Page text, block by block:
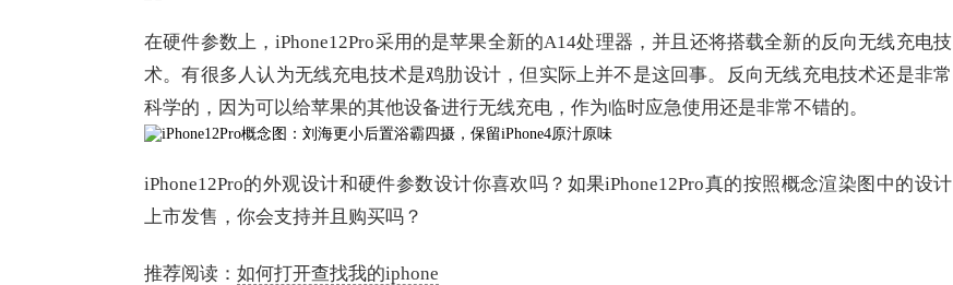
在硬件参数上，iPhone12Pro采用的是苹果全新的A14处理器，并且还将搭载全新的反向无线充电技
术。有很多人认为无线充电技术是鸡肋设计，但实际上并不是这回事。反向无线充电技术还是非常
科学的，因为可以给苹果的其他设备进行无线充电，作为临时应急使用还是非常不错的。
iPhone12Pro的外观设计和硬件参数设计你喜欢吗？如果iPhone12Pro真的按照概念渲染图中的设计
上市发售，你会支持并且购买吗？
推荐阅读： 如何打开查找我的iphone